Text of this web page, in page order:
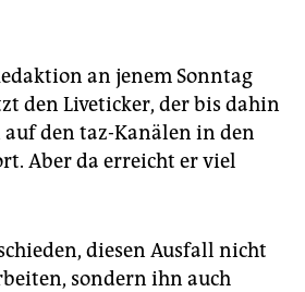
an jenem Sonntag
den Liveticker, der bis dahin
den taz-Kanälen in den
Aber da erreicht er viel
diesen Ausfall nicht
sondern ihn auch